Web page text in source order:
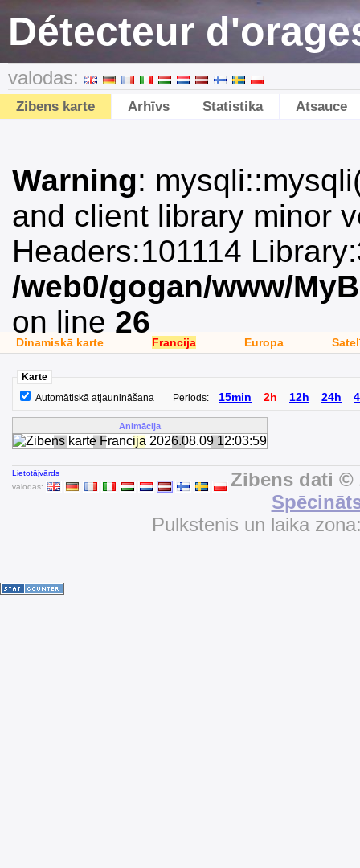
Détecteur
valodas:
Zibens karte Arhīvs Statistika Atsauce
Warning:
and client library minor
Headers:101114
/web0/gogan/www/
on line 26
Dinamiskā karte Francija Europa
Karte
Automātiskā atjaunināšana
Periods: 15min 2h 12h 24h
Animācija
Lietotājvārds
valodas:
Zibens dati ©
Pulkstenis un laika